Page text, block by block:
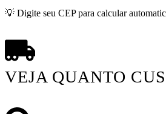
💡 Digite seu CEP para calcular
VEJA QUANTO